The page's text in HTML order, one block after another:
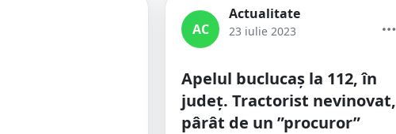
AC
Actualitate
23 iulie 2023
Apelul buclucaș la 112, în
județ. Tractorist nevinovat,
pârât de un ”procuror”